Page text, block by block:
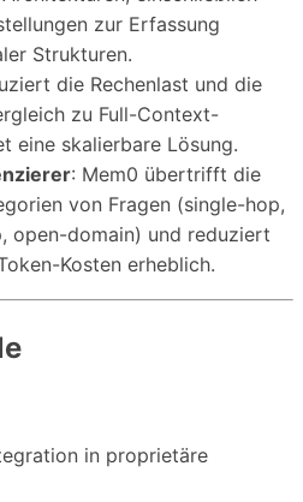
zur Erfassung
Strukturen.
die Rechenlast und die
zu Full-Context-
eine skalierbare Lösung.
: Mem0 übertrifft die
von Fragen (single-hop,
open-domain) und reduziert
Kosten erheblich.
in proprietäre